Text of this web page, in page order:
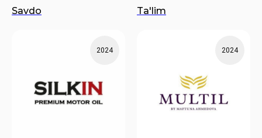
Savdo
Ta'lim
2024 2024